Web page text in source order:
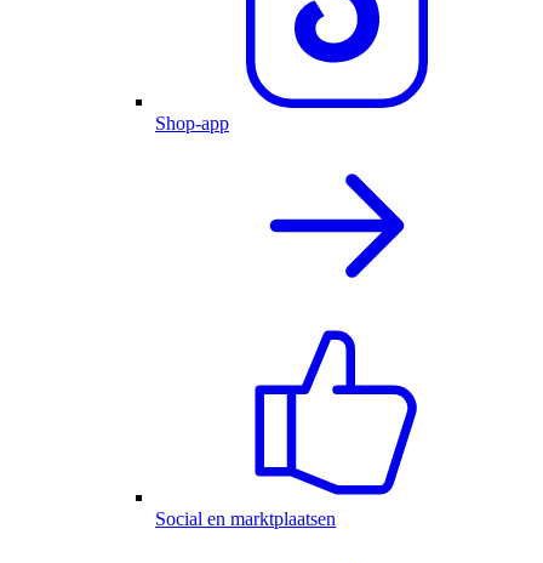
Shop-app
Social en marktplaatsen